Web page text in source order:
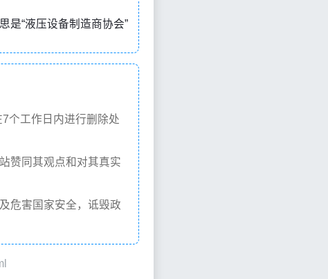
是“液压设备制造商协会”
个工作日内进行删除处
赞同其观点和对其真实
危害国家安全，诋毁政